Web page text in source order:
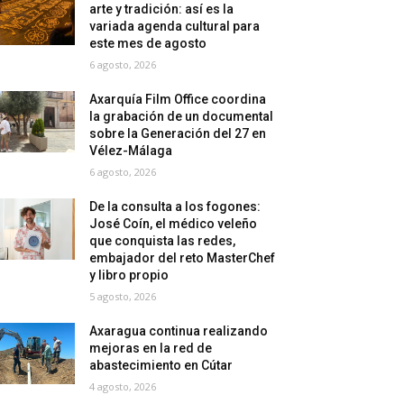
arte y tradición: así es la
variada agenda cultural para
este mes de agosto
6 agosto, 2026
Axarquía Film Office coordina
la grabación de un documental
sobre la Generación del 27 en
Vélez-Málaga
6 agosto, 2026
De la consulta a los fogones:
José Coín, el médico veleño
que conquista las redes,
embajador del reto MasterChef
y libro propio
5 agosto, 2026
Axaragua continua realizando
mejoras en la red de
abastecimiento en Cútar
4 agosto, 2026